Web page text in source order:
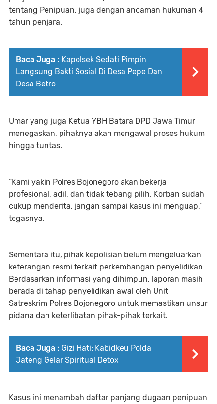
tentang Penipuan, juga dengan ancaman hukuman 4
tahun penjara.
Baca Juga : Kapolsek Sedati Pimpin
Langsung Bakti Sosial Di Desa Pepe Dan
Desa Betro
Umar yang juga Ketua YBH Batara DPD Jawa Timur
menegaskan, pihaknya akan mengawal proses hukum
hingga tuntas.
“Kami yakin Polres Bojonegoro akan bekerja
profesional, adil, dan tidak tebang pilih. Korban sudah
cukup menderita, jangan sampai kasus ini menguap,”
tegasnya.
Sementara itu, pihak kepolisian belum mengeluarkan
keterangan resmi terkait perkembangan penyelidikan.
Berdasarkan informasi yang dihimpun, laporan masih
berada di tahap penyelidikan awal oleh Unit
Satreskrim Polres Bojonegoro untuk memastikan unsur
pidana dan keterlibatan pihak-pihak terkait.
Baca Juga : Gizi Hati: Kabidkeu Polda
Jateng Gelar Spiritual Detox
Kasus ini menambah daftar panjang dugaan penipuan